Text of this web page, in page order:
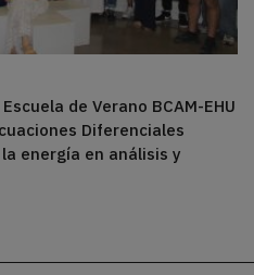
de Verano BCAM-EHU
Diferenciales
energía en análisis y